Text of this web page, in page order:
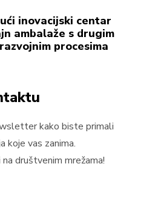
inovacijski centar
ambalaže s drugim
procesima
kako biste primali
koje vas zanima.
društvenim mrežama!